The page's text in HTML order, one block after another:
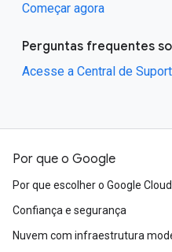
Começar agora
Perguntas frequentes
Acesse a Central de
Por que o Google
Por que escolher o Google Cloud
Confiança e segurança
Nuvem com infraestrutura